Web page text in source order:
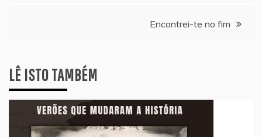
Encontrei-te no fim
LÊ ISTO TAMBÉM